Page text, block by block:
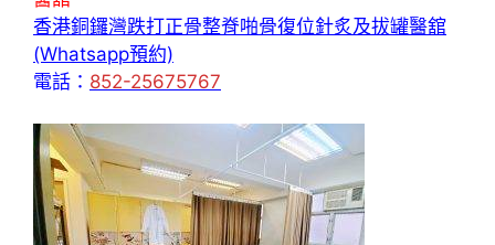
香港銅鑼灣跌打正骨整脊啪骨復位針炙及拔罐醫舘
(Whatsapp預約)
電話： 852-25675767